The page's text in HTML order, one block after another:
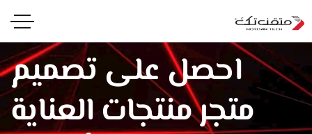
احصل على تصميم
متجر منتجات العناية